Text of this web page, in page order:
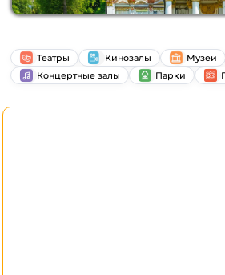
Театры Кинозалы Музеи
Концертные залы
Парки